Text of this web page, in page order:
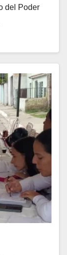
del Poder